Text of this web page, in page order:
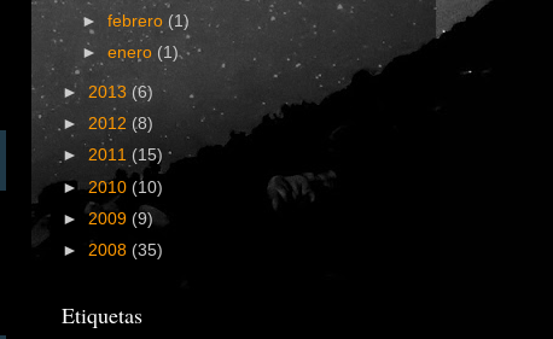
►febrero (1)
►enero (1)
► 2013 (6)
► 2012 (8)
► 2011 (15)
►2010 (10)
►2009 (9)
► 2008 (35)
Etiquetas